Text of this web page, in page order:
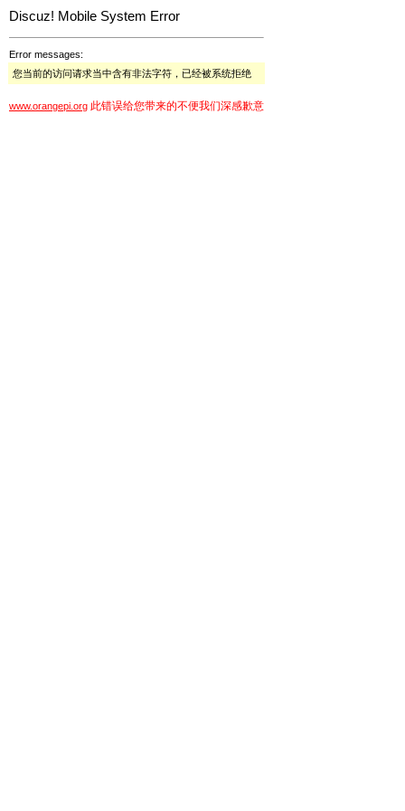
Discuz! Mobile System Error
Error messages:
您当前的访问请求当中含有非法字符，已经被系统拒绝
www.orangepi.org 此错误给您带来的不便我们深感歉意